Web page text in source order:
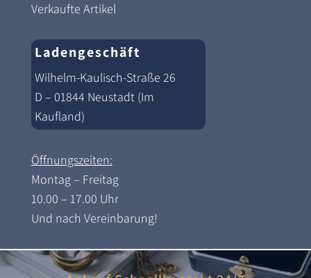
Verkaufte Artikel
Ladengeschäft
Wilhelm-Kaulisch-Straße 26
D – 01844 Neustadt (Im
Kaufland)
Öffnungszeiten:
Montag – Freitag
10.00 – 17.00 Uhr
Und nach Vereinbarung!